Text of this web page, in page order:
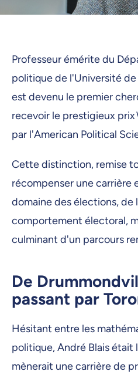
Professeur émérite du
politique de l'Université
est devenu le premier
recevoir le prestigieux prix
par l'American Political
Cette distinction, remise
récompenser une carrière
domaine des élections,
comportement électoral,
culminant d'un parcours
De
passant par
Hésitant entre les
politique, André Blais était
mènerait une carrière de